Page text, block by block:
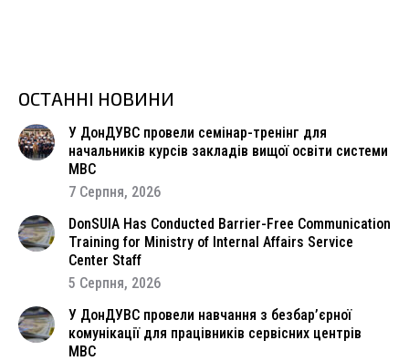
ОСТАННІ НОВИНИ
У ДонДУВС провели семінар-тренінг для
начальників курсів закладів вищої освіти системи
МВС
7 Серпня, 2026
DonSUIA Has Conducted Barrier-Free Communication
Training for Ministry of Internal Affairs Service
Center Staff
5 Серпня, 2026
У ДонДУВС провели навчання з безбар’єрної
комунікації для працівників сервісних центрів
МВС